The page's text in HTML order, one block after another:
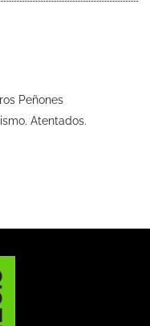
Peñones
Atentados.